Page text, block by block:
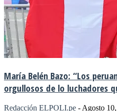
María Belén Bazo: “Los
orgullosos de lo luchadores
Redacción ELPOLI.pe - Agosto